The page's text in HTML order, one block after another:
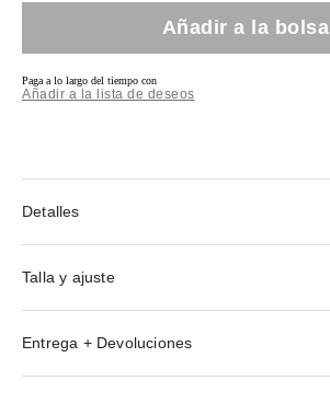
Añadir a la bolsa
Paga a lo largo del tiempo con
Añadir a la lista de deseos
Detalles
Talla y ajuste
Entrega + Devoluciones